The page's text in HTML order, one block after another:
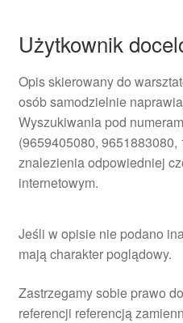
Użytkownik
Opis skierowany do
osób samodzielnie
Wyszukiwania pod
(9659405080,
znalezienia odpowiedniej
internetowym.
Jeśli w opisie nie podano
mają charakter poglądowy.
Zastrzegamy sobie prawo
referencji referencją